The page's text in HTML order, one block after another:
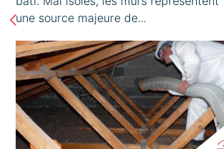
une source majeure de...